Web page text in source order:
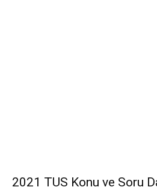
2021 TUS Konu ve Soru